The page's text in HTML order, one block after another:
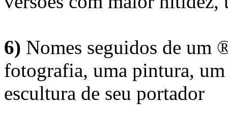
6) Nomes seguidos de um
fotografia, uma pintura,
escultura de seu portador